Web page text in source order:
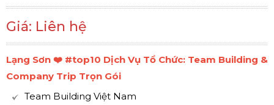
Giá: Liên hệ
Lạng Sơn ❤️️ #top10 Dịch Vụ Tổ Chức: Team Building &
Company Trip Trọn Gói
Team Building Việt Nam